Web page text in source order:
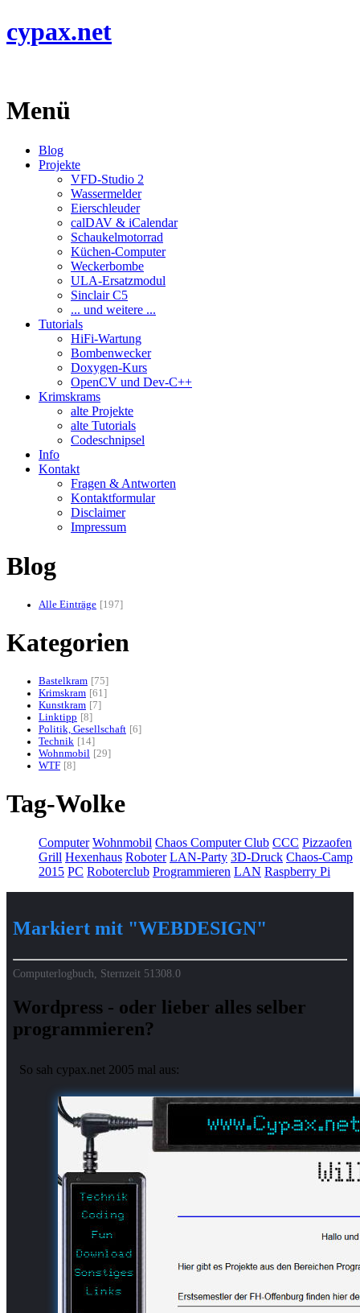
cypax.net
Menü
Blog
Projekte
VFD-Studio 2
Wassermelder
Eierschleuder
calDAV & iCalendar
Schaukelmotorrad
Küchen-Computer
Weckerbombe
ULA-Ersatzmodul
Sinclair C5
... und weitere ...
Tutorials
HiFi-Wartung
Bombenwecker
Doxygen-Kurs
OpenCV und Dev-C++
Krimskrams
alte Projekte
alte Tutorials
Codeschnipsel
Info
Kontakt
Fragen & Antworten
Kontaktformular
Disclaimer
Impressum
Blog
Alle Einträge 197
Kategorien
Bastelkram
75
Krimskram 61
Kunstkram
7
Linktipp
8
Politik, Gesellschaft 6
Technik
14
Wohnmobil
29
WTF 8
Tag-Wolke
Computer Wohnmobil Chaos Computer Club CCC Pizzaofen
Grill Hexenhaus Roboter LAN-Party 3D-Druck Chaos-Camp
2015 PC Roboterclub Programmieren LAN Raspberry Pi
Markiert mit "WEBDESIGN"
Computerlogbuch, Sternzeit 51308.0
Wordpress - oder lieber alles selber
programmieren?